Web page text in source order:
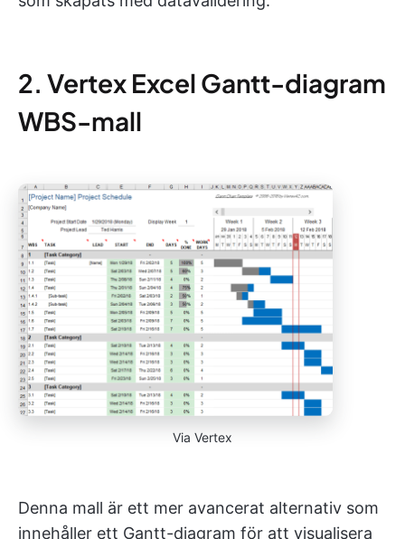
2. Vertex Excel Gantt-diagram
WBS-mall
Via Vertex
Denna mall är ett mer avancerat alternativ som
innehåller ett Gantt-diagram för att visualisera